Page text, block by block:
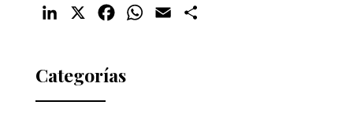
LinkedIn FacebookWhatsApp
Email
Categorías